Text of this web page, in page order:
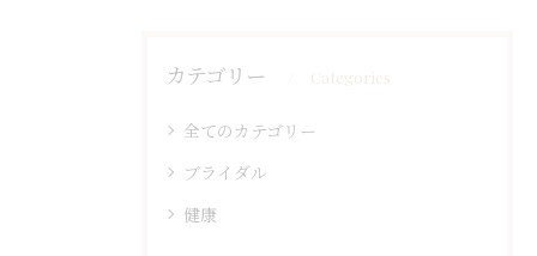
カテゴリー Categories
全てのカテゴリー
ブライダル
健康